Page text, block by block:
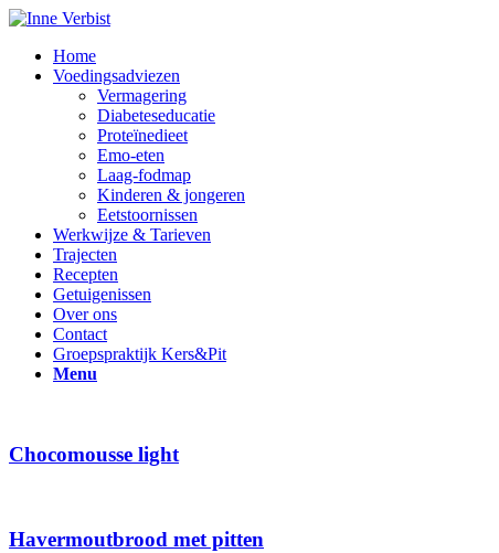
Home
Voedingsadviezen
Vermagering
Diabeteseducatie
Proteïnedieet
Emo-eten
Laag-fodmap
Kinderen & jongeren
Eetstoornissen
Werkwijze & Tarieven
Trajecten
Recepten
Getuigenissen
Over ons
Contact
Groepspraktijk Kers&Pit
Menu
Chocomousse light
Havermoutbrood met pitten